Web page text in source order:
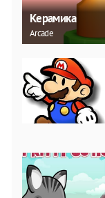
Керамика
Arcade